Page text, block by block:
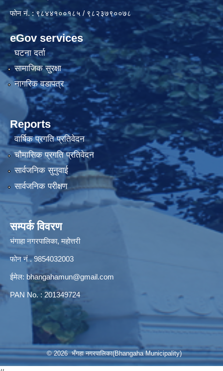
फोन नं. : ९८४४१००१८५ / ९८२३७९००७८
eGov services
घटना दर्ता
सामाजिक सुरक्षा
नागरिक वडापत्र
Reports
वार्षिक प्रगति प्रतिवेदन
चौमासिक प्रगति प्रतिवेदन
सार्वजनिक सुनुवाई
सार्वजनिक परीक्षण
सम्पर्क विवरण
भंगाहा नगरपालिका, महोत्तरी
फोन नं . 9854032003
ईमेल: bhangahamun@gmail.com
PAN No. : 201349724
© 2026 भँगहा नगरपालिका(Bhangaha Municipality)